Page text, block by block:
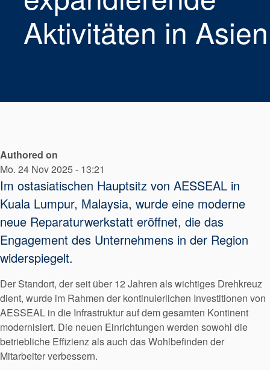
Zertifizierungen und
Standards
Kontaktieren Sie uns
Standorte
Aktivitäten in Asien
Authored on
Mo. 24 Nov 2025 - 13:21
Im ostasiatischen Hauptsitz von AESSEAL in
Kuala Lumpur, Malaysia, wurde eine moderne
neue Reparaturwerkstatt eröffnet, die das
Engagement des Unternehmens in der Region
widerspiegelt.
Der Standort, der seit über 12 Jahren als wichtiges Drehkreuz
dient, wurde im Rahmen der kontinuierlichen Investitionen von
AESSEAL in die Infrastruktur auf dem gesamten Kontinent
modernisiert. Die neuen Einrichtungen werden sowohl die
betriebliche Effizienz als auch das Wohlbefinden der
Mitarbeiter verbessern.